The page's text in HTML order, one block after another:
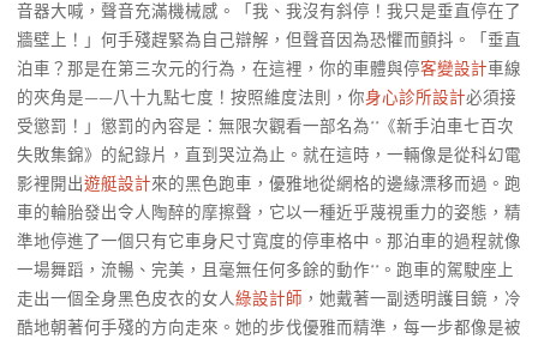
音器大喊，聲音充滿機械感。「我、我沒有斜停！我只是垂直停在了
牆壁上！」何手殘趕緊為自己辯解，但聲音因為恐懼而顫抖。「垂直
泊車？那是在第三次元的行為，在這裡，你的車體與停客變設計車線
的夾角是——八十九點七度！按照維度法則，你身心診所設計必須接
受懲罰！」懲罰的內容是：無限次觀看一部名為**《新手泊車七百次
失敗集錦》的紀錄片，直到哭泣為止。就在這時，一輛像是從科幻電
影裡開出遊艇設計來的黑色跑車，優雅地從網格的邊緣漂移而過。跑
車的輪胎發出令人陶醉的摩擦聲，它以一種近乎蔑視重力的姿態，精
準地停進了一個只有它車身尺寸寬度的停車格中。那泊車的過程就像
一場舞蹈，流暢、完美，且毫無任何多餘的動作**。跑車的駕駛座上
走出一個全身黑色皮衣的女人綠設計師 ，她戴著一副透明護目鏡，冷
酷地朝著何手殘的方向走來。她的步伐優雅而精準，每一步都像是被